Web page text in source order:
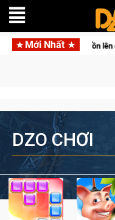
Mới Nhất
săn thú sinh tồn lên di động
DZO CHƠI